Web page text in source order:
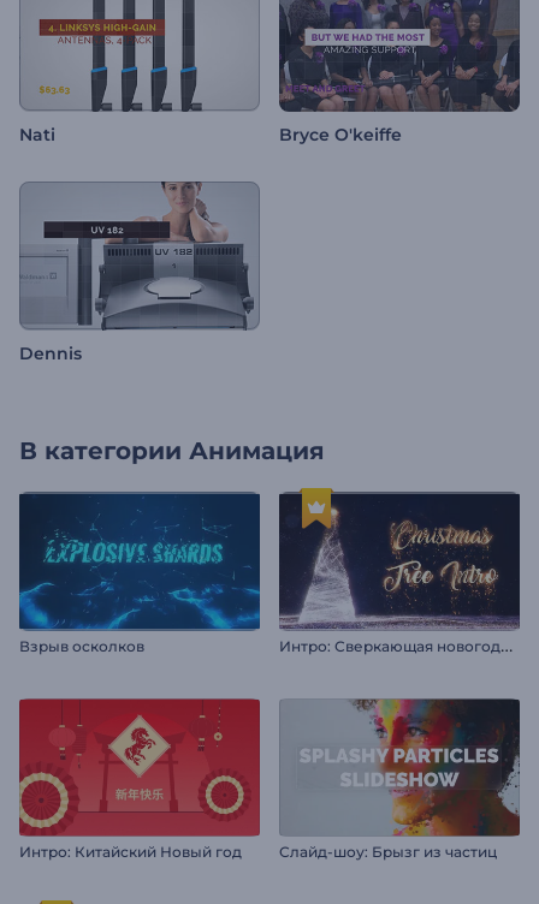
Nati Bryce O'keiffe
Dennis
В категории Анимация
Взрыв осколков И
нтро: Сверкающая новогодняя елка
Интро: Китайский Новый год Слайд-шоу: Брызг из частиц